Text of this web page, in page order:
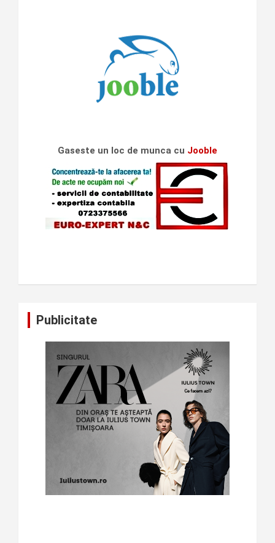
Gaseste un loc de munca cu Jooble
Publicitate